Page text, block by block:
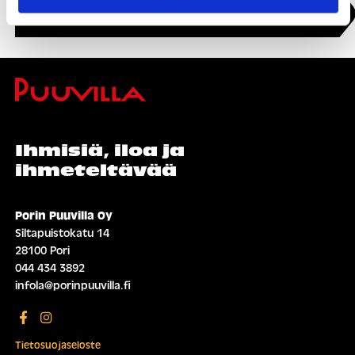
Näytä kartalla
Ihmisiä, iloa ja
ihmeteltävää
Porin Puuvilla Oy
Siltapuistokatu 14
28100 Pori
044 434 3892
infola@porinpuuvilla.fi
Tietosuojaseloste